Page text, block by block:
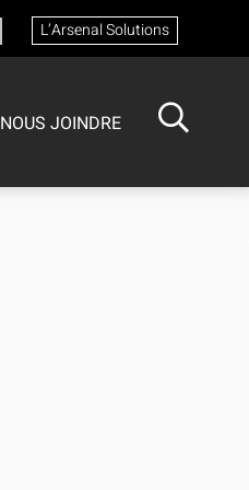
L’Arsenal Solutions
NOUS JOINDRE